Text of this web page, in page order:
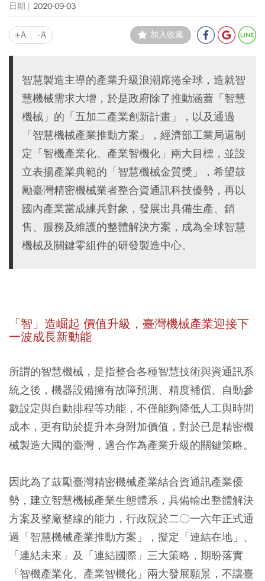
2020-09-03
+A -A 加入收藏
智慧製造主導的產業升級浪潮席捲全球，造就智
慧機械需求大增，於是政府除了推動涵蓋「智慧
機械」的「五加二產業創新計畫」，以及通過
「智慧機械產業推動方案」，經濟部工業局還制
定「智機產業化、產業智機化」兩大目標，並設
立表揚產業典範的「智慧機械金質獎」，希望鼓
勵臺灣精密機械業者整合資通訊科技優勢，再以
國內產業當成練兵對象，發展出具備生產、銷
售、服務及維護的整體解決方案，成為全球智慧
機械及關鍵零組件的研發製造中心。
「智」造崛起 價值升級，臺灣機械產業迎接下
一波成長新動能
所謂的智慧機械，是指整合各種智慧技術與資通訊系
統之後，機器設備擁有故障預測、精度補償、自動參
數設定與自動排程等功能，不僅能夠降低人工與時間
成本，更有助於提升本身附加價值，對於已是精密機
械製造大國的臺灣，適合作為產業升級的關鍵策略。
因此為了鼓勵臺灣精密機械產業結合資通訊產業優
勢，建立智慧機械產業生態體系，具備輸出整體解決
方案及整廠整線的能力，行政院於二〇一六年正式通
過「智慧機械產業推動方案」，擬定「連結在地」、
「連結未來」及「連結國際」三大策略，期盼落實
「智機產業化、產業智機化」兩大發展願景，不讓臺